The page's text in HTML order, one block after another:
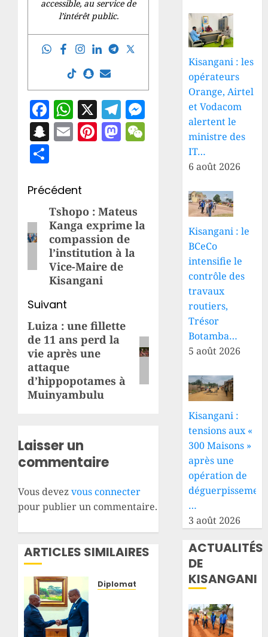
accessible, au service de
l’intérêt public.
Facebook
WhatsApp
X Telegram
Messenger
Snapchat
EmailPinterest
Mastodon
WeChat
Navigation
d’article
Précédent
Article
précédent:
Tshopo : Mateus
Kanga exprime la
compassion de
l’institution à la
Vice-Maire de
Kisangani
Suivant
Article
suivant:
Luiza : une fillette
de 11 ans perd la
vie après une
attaque
d’hippopotames à
Muinyambulu
Laisser un
commentaire
Vous devezvous connecter
pour publier un commentaire.
ARTICLES SIMILAIRES
Diplomatie
Kisangani : les
opérateurs
Orange, Airtel
et Vodacom
alertent le
ministre des
IT…
6 août 2026
Kisangani : le
BCeCo
intensifie le
contrôle des
travaux
routiers,
Trésor
Botamba…
5 août 2026
Kisangani :
tensions aux «
300 Maisons »
après une
opération de
…
3 août 2026
ACTUALITÉS
DE
KISANGANI